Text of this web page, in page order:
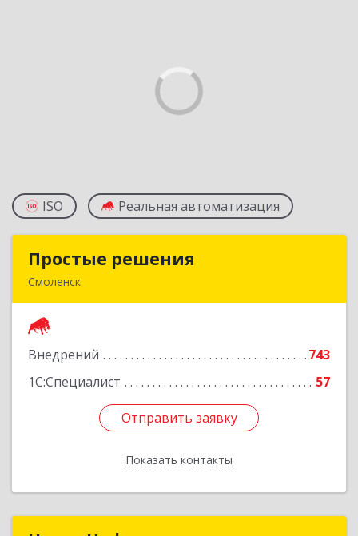
ISO Реальная автоматизация
Простые решения
Смоленск
Внедрений
743
1С:Специалист
57
Отправить заявку
Показать контакты
Простые решения
Подробнее
Отправить заявку
Назад